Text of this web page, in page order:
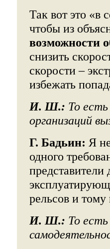
Так вот это «в
чтобы из
возможности
снизить
скорости –
избежать
И. Ш.: То
организаций
Г. Бадьин: Я
одного
рельсов и тому
И. Ш.: То